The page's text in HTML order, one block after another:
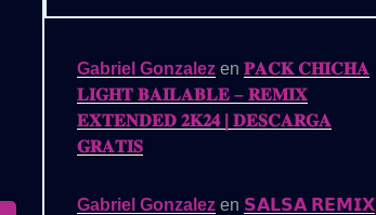
Gabriel Gonzalez en 𝐏𝐀𝐂𝐊 𝐂𝐇𝐈𝐂𝐇𝐀
𝐋𝐈𝐆𝐇𝐓 𝐁𝐀𝐈𝐋𝐀𝐁𝐋𝐄 – 𝐑𝐄𝐌𝐈𝐗
𝐄𝐗𝐓𝐄𝐍𝐃𝐄𝐃 𝟐𝐊𝟐𝟒 | 𝐃𝐄𝐒𝐂𝐀𝐑𝐆𝐀
𝐆𝐑𝐀𝐓𝐈𝐒
Gabriel Gonzalez en 𝗦𝗔𝗟𝗦𝗔 𝗥𝗘𝗠𝗜𝗫